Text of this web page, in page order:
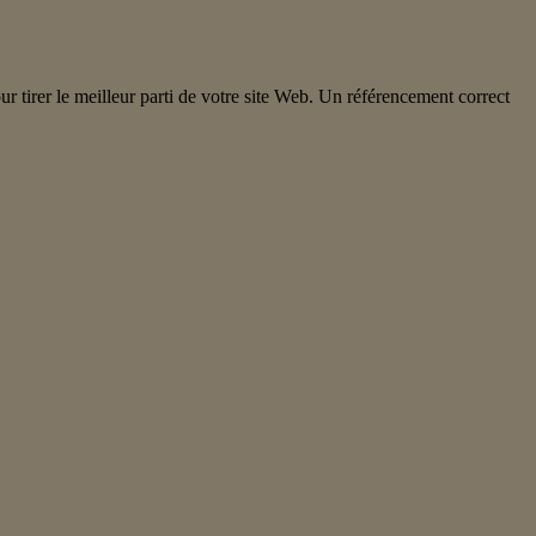
tirer le meilleur parti de votre site Web. Un référencement correct